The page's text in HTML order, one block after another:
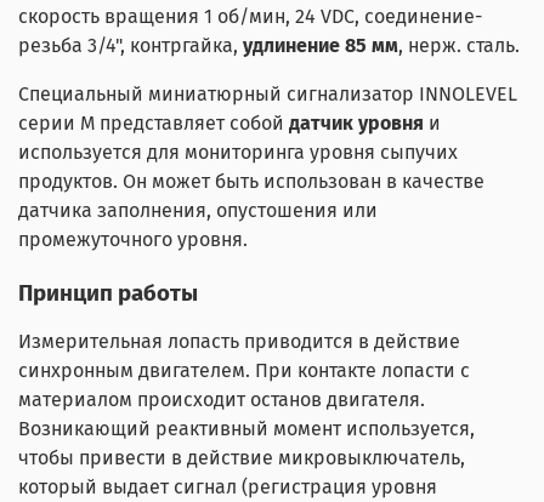
скорость вращения 1 об/мин, 24 VDC, соединение-
резьба 3/4", контргайка, удлинение 85 мм, нерж. сталь.
Специальный миниатюрный сигнализатор INNOLEVEL
серии M представляет собой датчик уровня и
используется для мониторинга уровня сыпучих
продуктов. Он может быть использован в качестве
датчика заполнения, опустошения или
промежуточного уровня.
Принцип работы
Измерительная лопасть приводится в действие
синхронным двигателем. При контакте лопасти с
материалом происходит останов двигателя.
Возникающий реактивный момент используется,
чтобы привести в действие микровыключатель,
который выдает сигнал (регистрация уровня